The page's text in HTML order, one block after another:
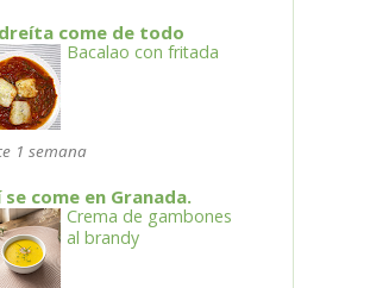
come de todo
Bacalao con fritada
1 semana
se come en Granada.
Crema de gambones
al brandy